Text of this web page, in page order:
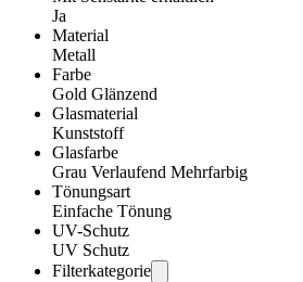
Ja
Material
Metall
Farbe
Gold Glänzend
Glasmaterial
Kunststoff
Glasfarbe
Grau Verlaufend Mehrfarbig
Tönungsart
Einfache Tönung
UV-Schutz
UV Schutz
Filterkategorie